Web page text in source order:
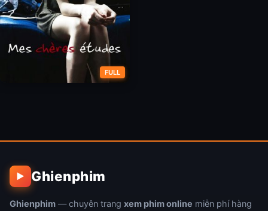
FULL
▶ Ghienphim
Ghienphim — chuyên trang xem phim online miễn phí hàng